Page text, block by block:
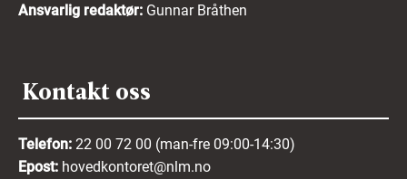
Ansvarlig redaktør: Gunnar Bråthen
Kontakt oss
Telefon: 22 00 72 00 (man-fre 09:00-14:30)
Epost: hovedkontoret@nlm.no